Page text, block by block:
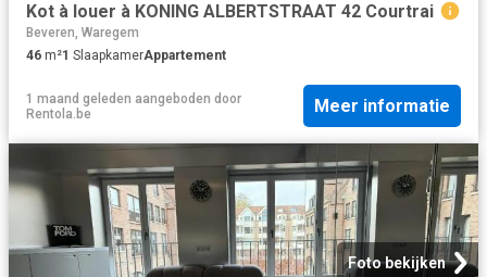
Kot à louer à KONING ALBERTSTRAAT 42 Courtrai
Beveren, Waregem
46 m²1 SlaapkamerAppartement
1 maand geleden aangeboden door
Rentola.be
Meer informatie
Foto bekijken